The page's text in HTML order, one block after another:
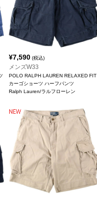
¥7,590 (税込)
メンズW33
POLO RALPH LAUREN RELAXED FIT
カーゴショーツ ハーフパンツ
Ralph Lauren/ラルフローレン